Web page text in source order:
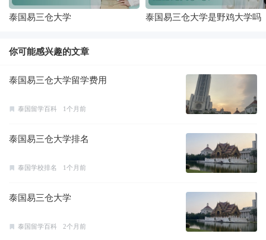
泰国易三仓大学 泰国易三仓大学是野鸡大学吗
你可能感兴趣的文章
泰国易三仓大学留学费用
泰国留学百科 1个月前
泰国易三仓大学排名
泰国学校排名 1个月前
泰国易三仓大学
泰国留学百科 2个月前